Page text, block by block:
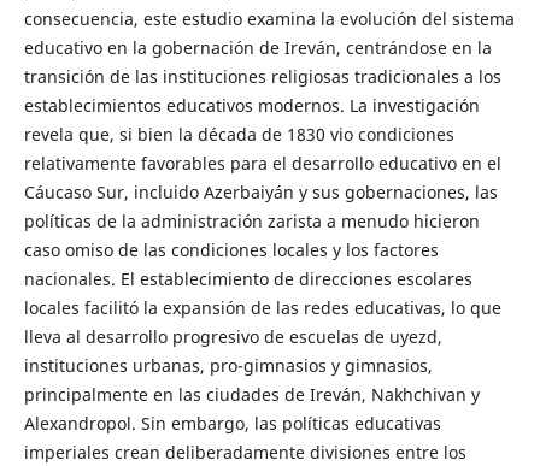
consecuencia, este estudio examina la evolución del sistema
educativo en la gobernación de Ireván, centrándose en la
transición de las instituciones religiosas tradicionales a los
establecimientos educativos modernos. La investigación
revela que, si bien la década de 1830 vio condiciones
relativamente favorables para el desarrollo educativo en el
Cáucaso Sur, incluido Azerbaiyán y sus gobernaciones, las
políticas de la administración zarista a menudo hicieron
caso omiso de las condiciones locales y los factores
nacionales. El establecimiento de direcciones escolares
locales facilitó la expansión de las redes educativas, lo que
lleva al desarrollo progresivo de escuelas de uyezd,
instituciones urbanas, pro-gimnasios y gimnasios,
principalmente en las ciudades de Ireván, Nakhchivan y
Alexandropol. Sin embargo, las políticas educativas
imperiales crean deliberadamente divisiones entre los